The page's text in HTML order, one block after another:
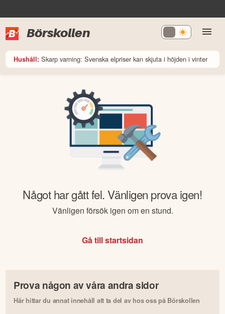
Börskollen
Hushåll: Skarp varning: Svenska elpriser kan skjuta i höjden i vinter
Något har gått fel. Vänligen prova igen!
Vänligen försök igen om en stund.
Gå till startsidan
Prova någon av våra andra sidor
Här hittar du annat innehåll att ta del av hos oss på Börskollen